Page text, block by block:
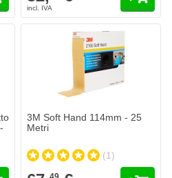
Abrasivo Ø75mm Multiforo - 50pz
al Carrello
3M Soft Hand 114mm - 25 Metri
Spedito oggi
Aggiungi
3M Soft Hand 114mm - 25
Metri
(1)